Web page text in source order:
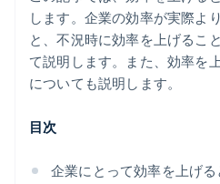
します。企業の効率が実際よ
と、不況時に効率を上げるこ
て説明します。また、効率を
についても説明します。
目次
企業にとって効率を上げ